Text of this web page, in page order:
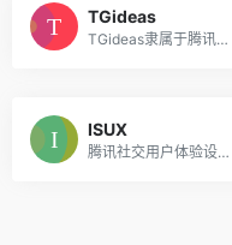
TGideas
TGideas隶属于腾讯公司互动娱乐业务系统的专业推广类设计团队
ISUX
腾讯社交用户体验设计部